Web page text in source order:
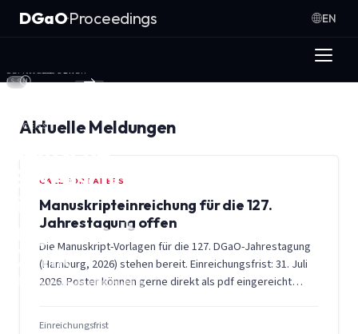
Zum Inhalt springen
DGaO·Proceedings EN
ISSN
1614-
ACCESS
Gesellschaft
angewandte
Optik
Proceedings
Beiträge, Autoren oder Tagungen suchen
Aktuelle Meldungen
CALL FOR PAPERS
Manuskripteinreichung für die 127.
Jahrestagung offen
Die Manuskript-Vorlagen für die 127. DGaO-Jahrestagung
(Hamburg, 2026) stehen bereit. Einreichungsfrist: 31. Juli
2026. Poster können gerne direkt als pdf eingereicht
Einreichungsfrist